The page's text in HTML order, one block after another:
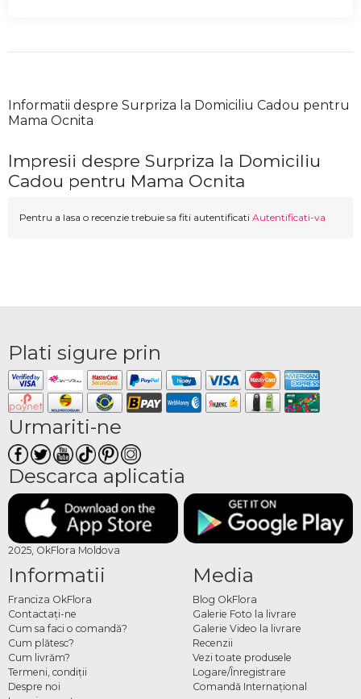
Informatii despre Surpriza la Domiciliu Cadou pentru
Mama Ocnita
Impresii despre Surpriza la Domiciliu
Cadou pentru Mama Ocnita
Pentru a lasa o recenzie trebuie sa fiti autentificati Autentificati-va
Plati sigure prin
Urmariti-ne
Descarca aplicatia
2025, OkFlora Moldova
Informatii
Franciza OkFlora
Contactaţi-ne
Cum sa faci o comandă?
Cum plătesc?
Cum livrăm?
Termeni, condiţii
Despre noi
Media
Blog OkFlora
Galerie Foto la livrare
Galerie Video la livrare
Recenzii
Vezi toate produsele
Logare/Înregistrare
Comandă Internațional